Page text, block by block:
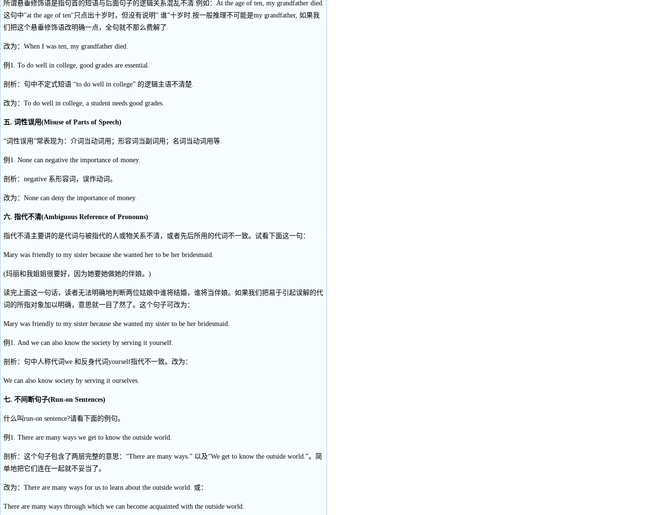
所谓悬垂修饰语是指句首的短语与后面句子的逻辑关系混乱不清.例如：At the age of ten, my grandfather died.
这句中"at the age of ten"只点出十岁时，但没有说明” 谁”十岁时.按一般推理不可能是my grandfather, 如果我
们把这个悬垂修饰语改明确一点，全句就不那么费解了.
改为：When I was ten, my grandfather died.
例1. To do well in college, good grades are essential.
剖析：句中不定式短语 “to do well in college” 的逻辑主语不清楚.
改为：To do well in college, a student needs good grades.
五. 词性误用(Misuse of Parts of Speech)
“词性误用”常表现为：介词当动词用；形容词当副词用；名词当动词用等.
例1. None can negative the importance of money.
剖析：negative 系形容词，误作动词。
改为：None can deny the importance of money.
六. 指代不清(Ambiguous Reference of Pronouns)
指代不清主要讲的是代词与被指代的人或物关系不清，或者先后所用的代词不一致。试看下面这一句：
Mary was friendly to my sister because she wanted her to be her bridesmaid.
(玛丽和我姐姐很要好，因为她要她做她的伴娘。)
读完上面这一句话，读者无法明确地判断两位姑娘中谁将结婚，谁将当伴娘。如果我们把易于引起误解的代
词的所指对象加以明确，意思就一目了然了。这个句子可改为：
Mary was friendly to my sister because she wanted my sister to be her bridesmaid.
例1. And we can also know the society by serving it yourself.
剖析：句中人称代词we 和反身代词yourself指代不一致。改为：
We can also know society by serving it ourselves.
七. 不间断句子(Run-on Sentences)
什么叫run-on sentence?请看下面的例句。
例1. There are many ways we get to know the outside world.
剖析：这个句子包含了两层完整的意思：“There are many ways.” 以及“We get to know the outside world.”。简
单地把它们连在一起就不妥当了。
改为：There are many ways for us to learn about the outside world. 或：
There are many ways through which we can become acquainted with the outside world.